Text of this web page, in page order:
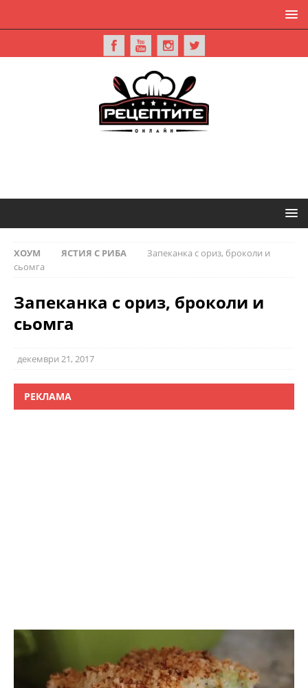
ХОУМ ЯСТИЯ С РИБА
Запеканка с ориз, броколи и
сьомга
Запеканка с ориз, броколи и
сьомга
декември 21, 2017
РЕКЛАМА